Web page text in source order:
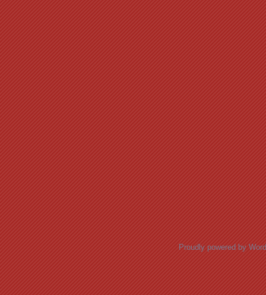
Proudly powered by